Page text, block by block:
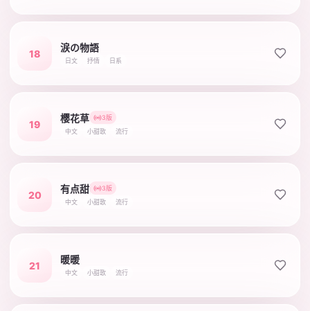
18
涙の物語
日文 抒情 日系
19
樱花草
3版
中文
小甜歌 流行
20
有点甜
3版
中文
小甜歌 流行
21
暖暖
中文 小甜歌 流行